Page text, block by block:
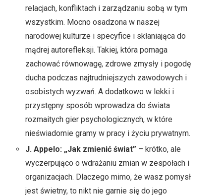
relacjach, konfliktach i zarządzaniu sobą w tym
wszystkim. Mocno osadzona w naszej
narodowej kulturze i specyfice i skłaniająca do
mądrej autorefleksji. Takiej, która pomaga
zachować równowagę, zdrowe zmysły i pogodę
ducha podczas najtrudniejszych zawodowych i
osobistych wyzwań. A dodatkowo w lekki i
przystępny sposób wprowadza do świata
rozmaitych gier psychologicznych, w które
nieświadomie gramy w pracy i życiu prywatnym.
J. Appelo: „Jak zmienić świat” – krótko, ale
wyczerpująco o wdrażaniu zmian w zespołach i
organizacjach. Dlaczego mimo, że wasz pomysł
jest świetny, to nikt nie garnie się do jego